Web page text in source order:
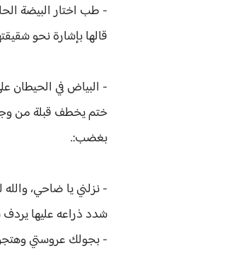
- طب اختار البيضة
قالها بإشارة نحو
- البياض في الحيطان
ختم يخطف قبلة من
بغضب:.
- نزلني يا ضاحي،
شدد ذراعه عليها
- بجولك عروستي